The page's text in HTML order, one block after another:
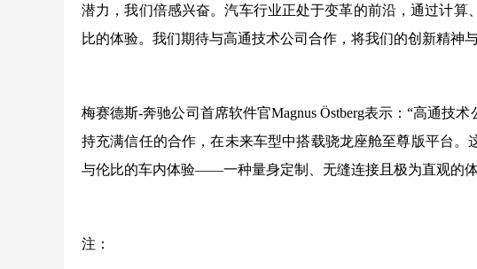
潜力，我们倍感兴奋。汽车行业正处于变革的前沿，通过计
比的体验。我们期待与高通技术公司合作，将我们的创新精神
梅赛德斯-奔驰公司首席软件官Magnus Östberg表示：“高通技
持充满信任的合作，在未来车型中搭载骁龙座舱至尊版平台
与伦比的车内体验——一种量身定制、无缝连接且极为直观的
注：